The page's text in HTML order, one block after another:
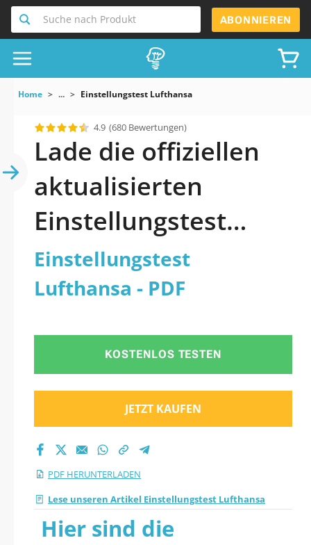
Suche nach Produkt ABONNIEREN
Home ... Einstellungstest Lufthansa
4.9 (680 Bewertungen)
Lade die offiziellen
aktualisierten
Einstellungstest
Lufthansa Quiz 2026
PDF herunter
Einstellungstest
Lufthansa - PDF
KOSTENLOS TESTEN
JETZT KAUFEN
PDF HERUNTERLADEN
Lese unseren Artikel Einstellungstest Lufthansa
Hier sind die